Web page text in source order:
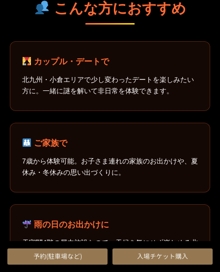
こんな方におすすめ
カップル・デートで
北九州・小倉エリアで少し変わったデートを楽しみたい
方に。一緒に謎を解いて非日常を体験できます。
ご家族で
7歳から体験可能。お子さま連れの家族のお出かけや、夏
休み・冬休みの思い出づくりに。
雨の日のお出かけに
天守閣4階の屋内施設なので、天候を気にせず楽しめる北
九州の室内アクティビティです。
予約(駐車場など) 入場チケット購入